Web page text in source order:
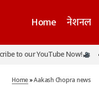
Home नेशनल
to our YouTube Now!
Home»Aakash Chopra news